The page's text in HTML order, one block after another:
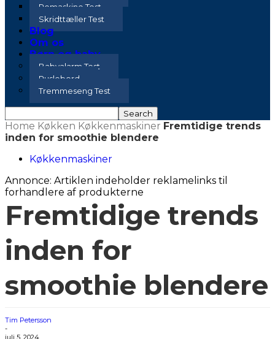
Romaskine Test
Skridttæller Test
Blog
Om os
Børn og baby
Babyalarm Test
Puslebord
Tremmeseng Test
Home Køkken Køkkenmaskiner Fremtidige trends
inden for smoothie blendere
Køkkenmaskiner
Annonce: Artiklen indeholder reklamelinks til
forhandlere af produkterne
Fremtidige trends
inden for
smoothie blendere
Tim Petersson
-
juli 5, 2024